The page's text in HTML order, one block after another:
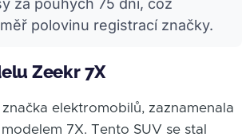
za pouhých 75 dní, což
polovinu registrací značky.
Zeekr 7X
elektromobilů, zaznamenala
7X. Tento SUV se stal